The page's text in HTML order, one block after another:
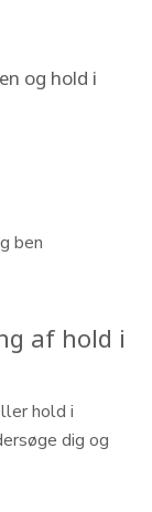
og hold i
ben
af hold i
hold i
dig og